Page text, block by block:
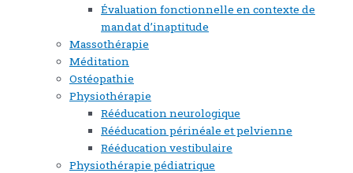
Évaluation fonctionnelle en contexte de
mandat d’inaptitude
Massothérapie
Méditation
Ostéopathie
Physiothérapie
Rééducation neurologique
Rééducation périnéale et pelvienne
Rééducation vestibulaire
Physiothérapie pédiatrique